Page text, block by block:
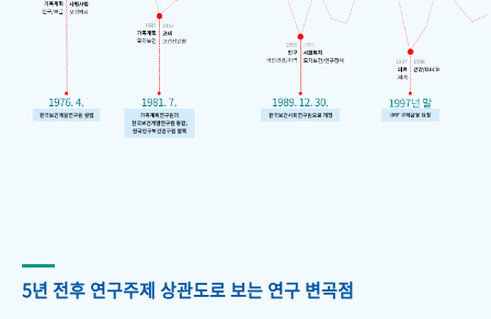
5년 전후 연구주제 상관도로 보는 연구 변곡점